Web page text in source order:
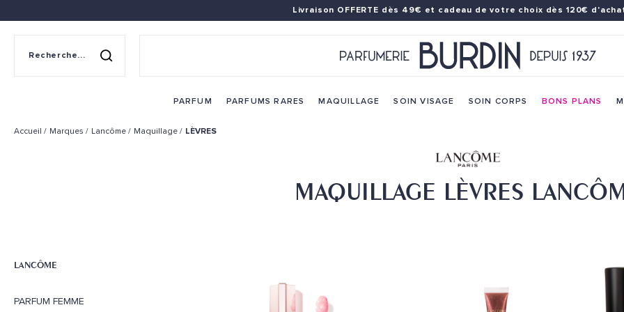
Livraison OFFERTE dès 49€ et cadeau de votre choix dès 120€
Recherche sur le site
PARFUM PARFUMS RARES MAQUILLAGE SOIN VISAGE SOIN CORPS BONS PLANS
Accueil Marques Lancôme Maquillage LÈVRES
MAQUILLAGE LÈVRES
LANCÔME
PARFUM FEMME